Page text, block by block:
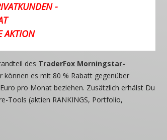
-
AKTION
des TraderFox Morningstar-
können es mit 80 % Rabatt gegenüber
pro Monat beziehen. Zusätzlich erhälst Du
Tools (aktien RANKINGS, Portfolio,